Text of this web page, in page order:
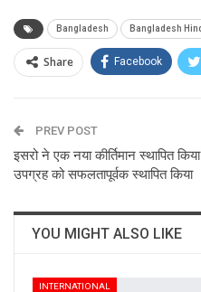
Bangladesh Bangladesh
Share Facebook
PREV POST
इसरो ने एक नया कीर्तिमान स्थापित
उपग्रह को सफलतापूर्वक स्थापित किया
YOU MIGHT ALSO LIKE
INTERNATIONAL